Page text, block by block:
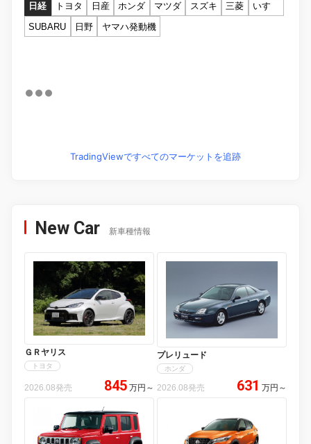
日経 トヨタ 日産 ホンダ マツダ スズキ 三菱
いすゞ
SUBARU
日野 ヤマハ発動機
TradingViewですべてのマーケットを追跡
New Car 新車種情報
ＧＲヤリス
トヨタ
2026.08発売 845 万円 ～
プレリュード
ホンダ
2026.08発売 631 万円 ～